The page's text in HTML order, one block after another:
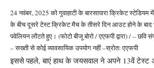
24 नवंबर, 2025 को गुवाहाटी के बारसापारा क्रिकेट स्टेडियम
के बीच दूसरे टेस्ट क्रिकेट मैच के तीसरे दिन आउट होने के बाद
पवेलियन लौटते हुए। (फोटो बीजू बोरो / एएफपी द्वारा) / – छवि
– सख्ती से कोई व्यावसायिक उपयोग नहीं –स्रोतः एएफपी
इससे पहले, बाएं हाथ के जयसवाल ने अपने 13वें